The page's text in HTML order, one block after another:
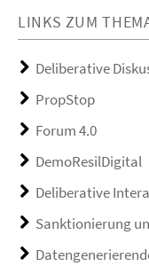
LINKS ZUM
Deliberative
PropStop
Forum 4.0
DemoResilDigital
Deliberative
Sanktionierung